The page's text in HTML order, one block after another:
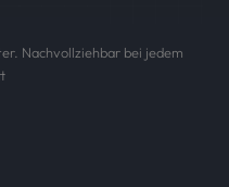
Nachvollziehbar bei jedem